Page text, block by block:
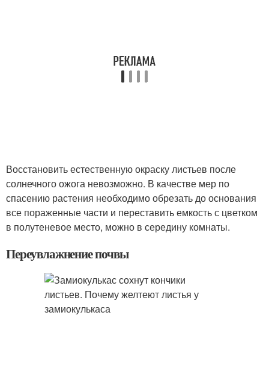
Восстановить естественную окраску листьев после
солнечного ожога невозможно. В качестве мер по
спасению растения необходимо обрезать до основания
все пораженные части и переставить емкость с цветком
в полутеневое место, можно в середину комнаты.
Переувлажнение почвы